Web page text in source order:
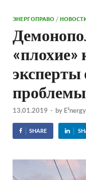
ЭНЕРГОПРАВО /
«плохие»
эксперты
13.01.2019 - by E²nergy
SHARE